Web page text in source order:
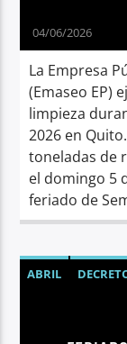
04/06/2026
La Empresa
(Emaseo EP)
limpieza
2026 en
toneladas de
el domingo 5
feriado de
ABRIL